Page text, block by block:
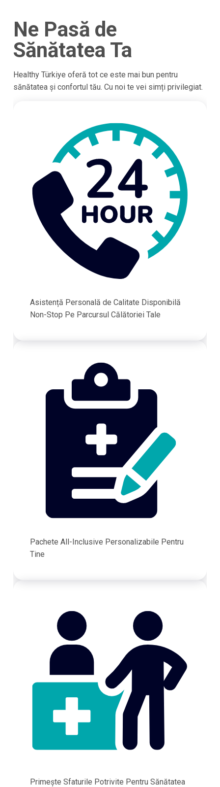
Ne Pasă de
Sănătatea Ta
Healthy Türkiye oferă tot ce este mai bun pentru
sănătatea și confortul tău. Cu noi te vei simți privilegiat.
Asistență Personală de Calitate Disponibilă
Non-Stop Pe Parcursul Călătoriei Tale
Pachete All-Inclusive Personalizabile Pentru
Tine
Primește Sfaturile Potrivite Pentru Sănătatea